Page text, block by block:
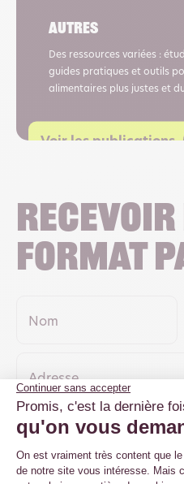
Autres
Des ressources variées :
guides pratiques et outils
alimentaires plus justes et
Voir les publications
Recevoir
format
Nom
Adresse
Ville